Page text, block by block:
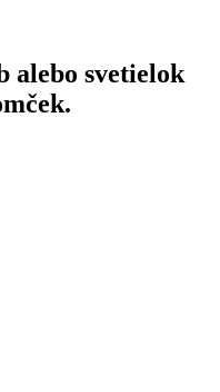
alebo svetielok